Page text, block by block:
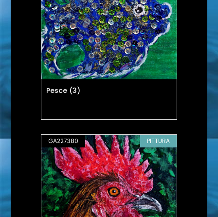
Pesce (3)
GA227380 PITTURA